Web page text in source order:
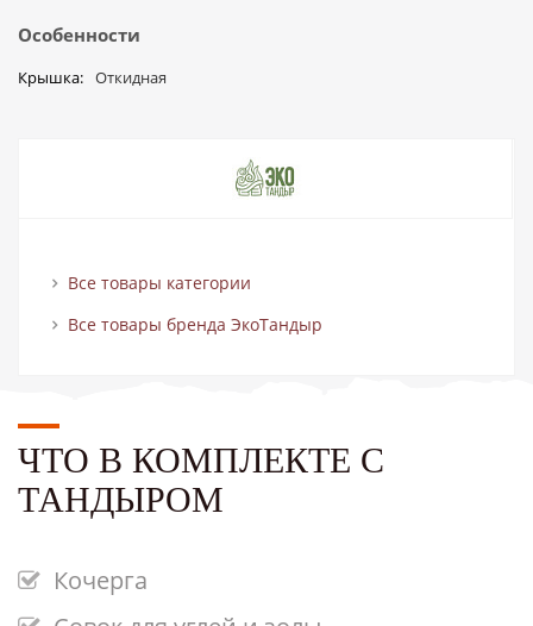
Особенности
Крышка Откидная
Все товары категории
Все товары бренда ЭкоТандыр
ЧТО В КОМПЛЕКТЕ С
ТАНДЫРОМ
Кочерга